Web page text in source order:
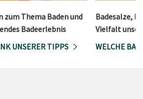
zum Thema Baden und
Badeerlebnis
UNSERER TIPPS
Badesalze,
Vielfalt
WELCHE